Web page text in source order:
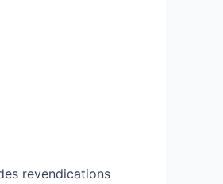
revendications